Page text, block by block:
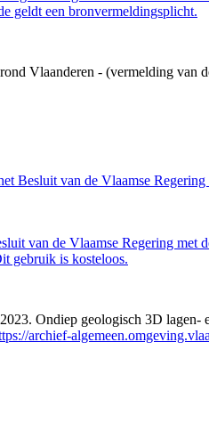
geldt een bronvermeldingsplicht.
Vlaanderen - (vermelding van
Besluit van de Vlaamse
van de Vlaamse Regering met
gebruik is kosteloos.
Ondiep geologisch 3D lagen-
archief-